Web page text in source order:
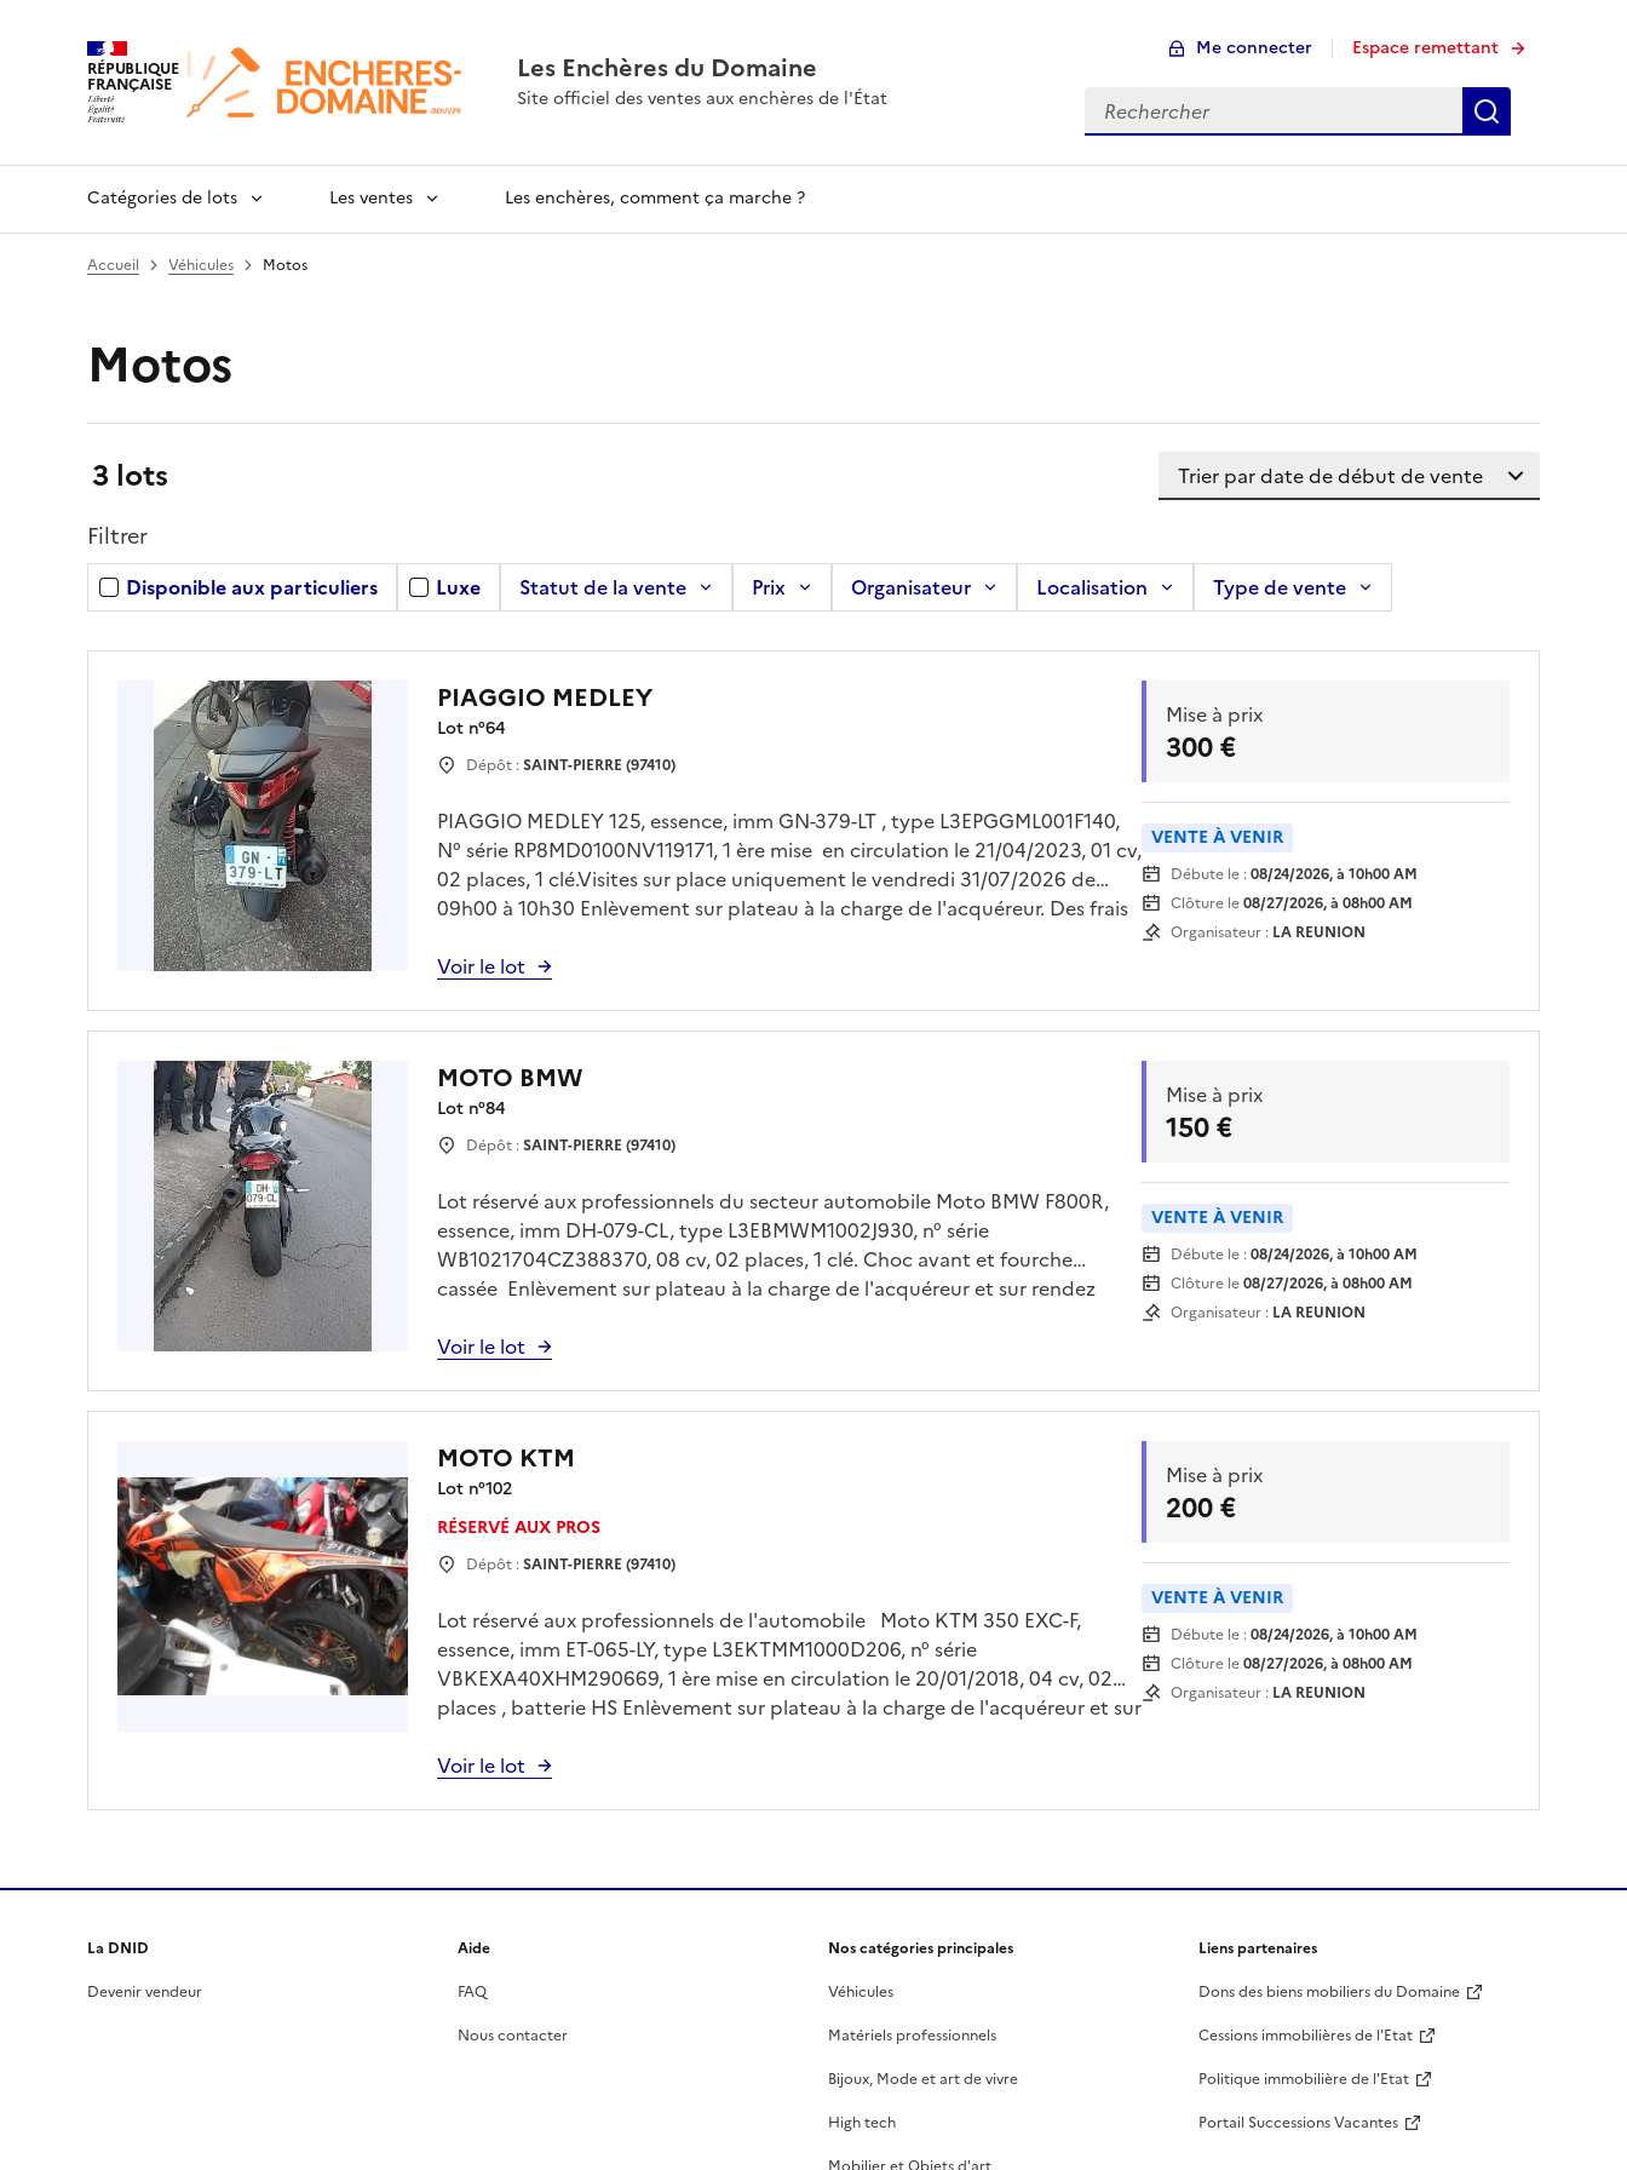
RÉPUBLIQUE
FRANÇAISE Les Enchères du Domaine
Site officiel des ventes aux enchères de l'État
Me connecter Espace remettant
Rechercher
Catégories de lots Les ventes Les enchères, comment ça marche ?
Accueil Véhicules Motos
Motos
Résultats:
3 lots Trier la liste
Filtrer
Disponible aux particuliers Luxe Statut de la vente Prix Organisateur Localisation Type de vente
PIAGGIO MEDLEY
Lot n°64
Dépôt :SAINT-PIERRE (97410)
PIAGGIO MEDLEY 125, essence, imm GN-379-LT , type L3EPGGML001F140,
N° série RP8MD0100NV119171, 1 ère mise en circulation le 21/04/2023, 01 cv,
02 places, 1 clé.Visites sur place uniquement le vendredi 31/07/2026 de
09h00 à 10h30 Enlèvement sur plateau à la charge de l'acquéreur. Des frais
Mise à prix
300 €
VENTE À VENIR
Débute le :08/24/2026, à 10h00 AM
Clôture le08/27/2026, à 08h00 AM
Organisateur : LA REUNION
Voir le lot
MOTO BMW
Lot n°84
Dépôt :SAINT-PIERRE (97410)
Lot réservé aux professionnels du secteur automobile Moto BMW F800R,
essence, imm DH-079-CL, type L3EBMWM1002J930, n° série
WB1021704CZ388370, 08 cv, 02 places, 1 clé. Choc avant et fourche
cassée Enlèvement sur plateau à la charge de l'acquéreur et sur rendez
Mise à prix
150 €
VENTE À VENIR
Débute le :08/24/2026, à 10h00 AM
Clôture le08/27/2026, à 08h00 AM
Organisateur : LA REUNION
Voir le lot
MOTO KTM
Lot n°102
RÉSERVÉ AUX PROS
Dépôt :SAINT-PIERRE (97410)
Lot réservé aux professionnels de l'automobile Moto KTM 350 EXC-F,
essence, imm ET-065-LY, type L3EKTMM1000D206, n° série
VBKEXA40XHM290669, 1 ère mise en circulation le 20/01/2018, 04 cv, 02
places , batterie HS Enlèvement sur plateau à la charge de l'acquéreur et sur
fourrière 880.84 euros au jour de la vente. Des frais de garde seront à payer
Mise à prix
200 €
VENTE À VENIR
Débute le :08/24/2026, à 10h00 AM
Clôture le08/27/2026, à 08h00 AM
Organisateur : LA REUNION
Voir le lot
La DNID
Devenir vendeur
Aide
FAQ
Nous contacter
Nos catégories principales
Véhicules
Matériels professionnels
Bijoux, Mode et art de vivre
High tech
Liens partenaires
Dons des biens mobiliers du Domaine
Cessions immobilières de l'Etat
Politique immobilière de l'Etat
Portail Successions Vacantes